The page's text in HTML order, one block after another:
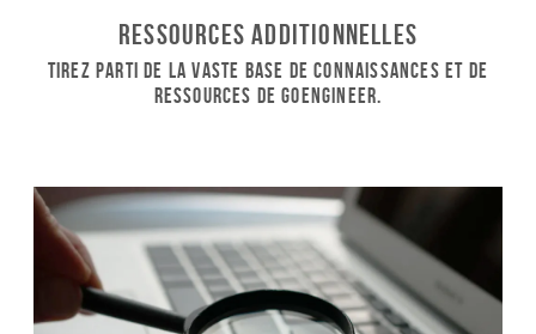
Ressources additionnelles
Tirez parti de la vaste base de connaissances et de
ressources de GoEngineer.